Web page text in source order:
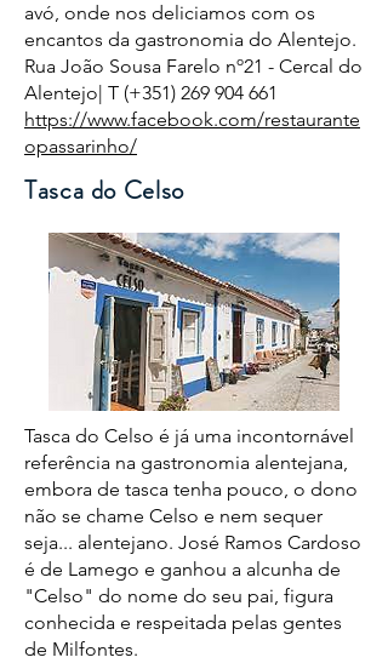
avó, onde nos deliciamos com os
encantos da gastronomia do Alentejo.
Rua João Sousa Farelo nº21 - Cercal do
Alentejo| T (+351) 269 904 661
https://www.facebook.com/restaurante
opassarinho/
Tasca do Celso
Tasca do Celso é já uma incontornável
referência na gastronomia alentejana,
embora de tasca tenha pouco, o dono
não se chame Celso e nem sequer
seja... alentejano. José Ramos Cardoso
é de Lamego e ganhou a alcunha de
"Celso" do nome do seu pai, figura
conhecida e respeitada pelas gentes
de Milfontes.